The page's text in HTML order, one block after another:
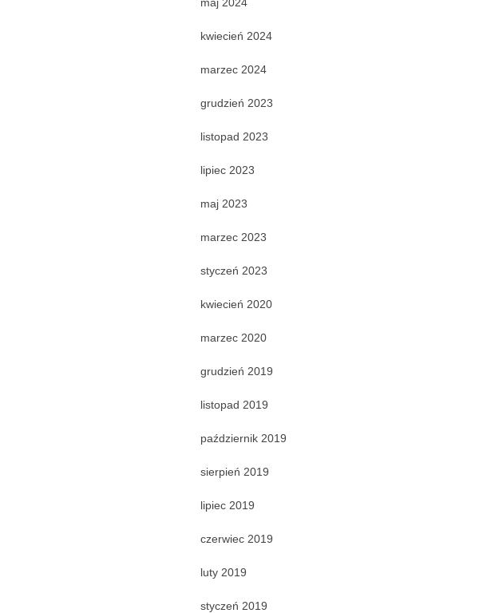
kwiecień 2024
marzec 2024
grudzień 2023
listopad 2023
lipiec 2023
maj 2023
marzec 2023
styczeń 2023
kwiecień 2020
marzec 2020
grudzień 2019
listopad 2019
październik 2019
sierpień 2019
lipiec 2019
czerwiec 2019
luty 2019
styczeń 2019